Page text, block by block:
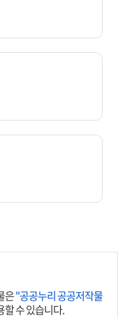
은"공공누리 공공저작물
할 수 있습니다.